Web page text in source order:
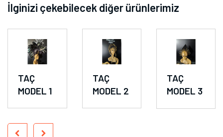
İlginizi çekebilecek diğer ürünlerimiz
TAÇ
MODEL 1
TAÇ
MODEL 2
TAÇ
MODEL 3